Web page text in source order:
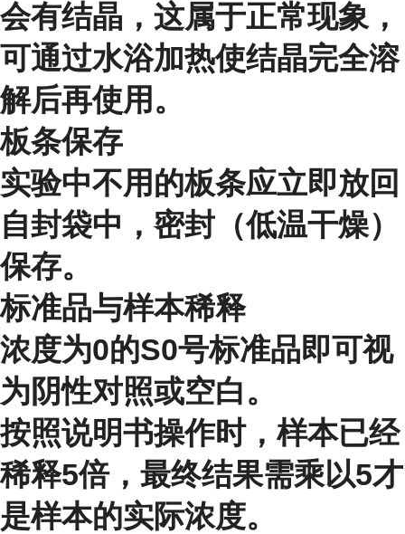
会有结晶，这属于正常现象，
可通过水浴加热使结晶完全溶
解后再使用。
板条保存
实验中不用的板条应立即放回
自封袋中，密封（低温干燥）
保存。
标准品与样本稀释
浓度为0的S0号标准品即可视
为阴性对照或空白。
按照说明书操作时，样本已经
稀释5倍，最终结果需乘以5才
是样本的实际浓度。